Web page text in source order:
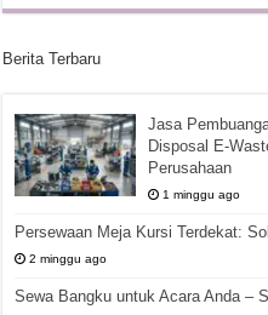
Berita Terbaru
Jasa
Disposal E-
Perusahaan
1 minggu ago
Persewaan Meja Kursi Terdekat:
2 minggu ago
Sewa Bangku untuk Acara Anda –